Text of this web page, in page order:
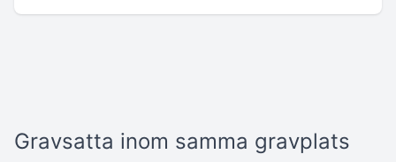
Gravsatta inom samma gravplats